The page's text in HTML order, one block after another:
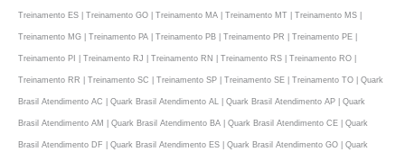
Treinamento ES | Treinamento GO | Treinamento MA | Treinamento MT | Treinamento MS |
Treinamento MG | Treinamento PA | Treinamento PB | Treinamento PR | Treinamento PE |
Treinamento PI | Treinamento RJ | Treinamento RN | Treinamento RS | Treinamento RO |
Treinamento RR | Treinamento SC | Treinamento SP | Treinamento SE | Treinamento TO | Quark
Brasil Atendimento AC | Quark Brasil Atendimento AL | Quark Brasil Atendimento AP | Quark
Brasil Atendimento AM | Quark Brasil Atendimento BA | Quark Brasil Atendimento CE | Quark
Brasil Atendimento DF | Quark Brasil Atendimento ES | Quark Brasil Atendimento GO | Quark